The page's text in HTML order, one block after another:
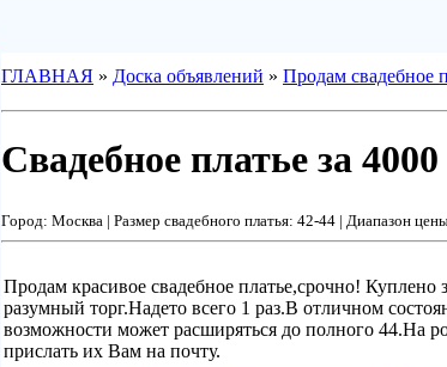
ГЛАВНАЯ » Доска объявлений » Продам свадебное
Свадебное платье за
Город: Москва | Размер свадебного платья: 42-44 | Диапазон
Продам красивое свадебное платье,срочно!
разумный торг.Надето всего 1 раз.В отличном
возможности может расширяться до полного 44.На
прислать их Вам на почту.